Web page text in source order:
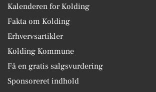
Kalenderen for Kolding
Fakta om Kolding
Erhvervsartikler
Kolding Kommune
Få en gratis salgsvurdering
Sponsoreret indhold